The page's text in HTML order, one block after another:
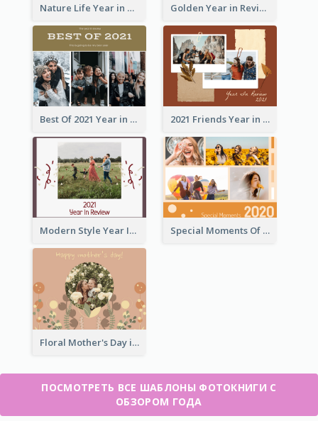
Nature Life Year in Review Photo Book Golden Year in Review Photo Book
Best Of 2021 Year in Review Photo Book 2021 Friends Year in Review Photo Book
Modern Style Year In Review Photo Book Special Moments Of 2020 Photo Book
Floral Mother's Day in Review Photo Book
ПОСМОТРЕТЬ ВСЕ ШАБЛОНЫ ФОТОКНИГИ С
ОБЗОРОМ ГОДА